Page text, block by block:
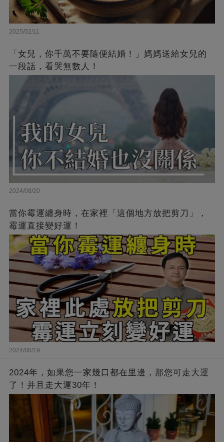
2025/02/11
「女兒，你千萬不要隨便結婚！」媽媽送給女兒的
一段話，看哭無數人！
2024/08/20
當你霉運纏身時，在家裡「這個地方放把剪刀」，
霉運直接變好運！
2024/08/19
2024年，如果您一家幾口都在里邊，那您可走大運
了！并且走大運30年！